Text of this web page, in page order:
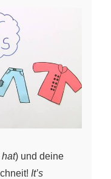
) und deine
It’s